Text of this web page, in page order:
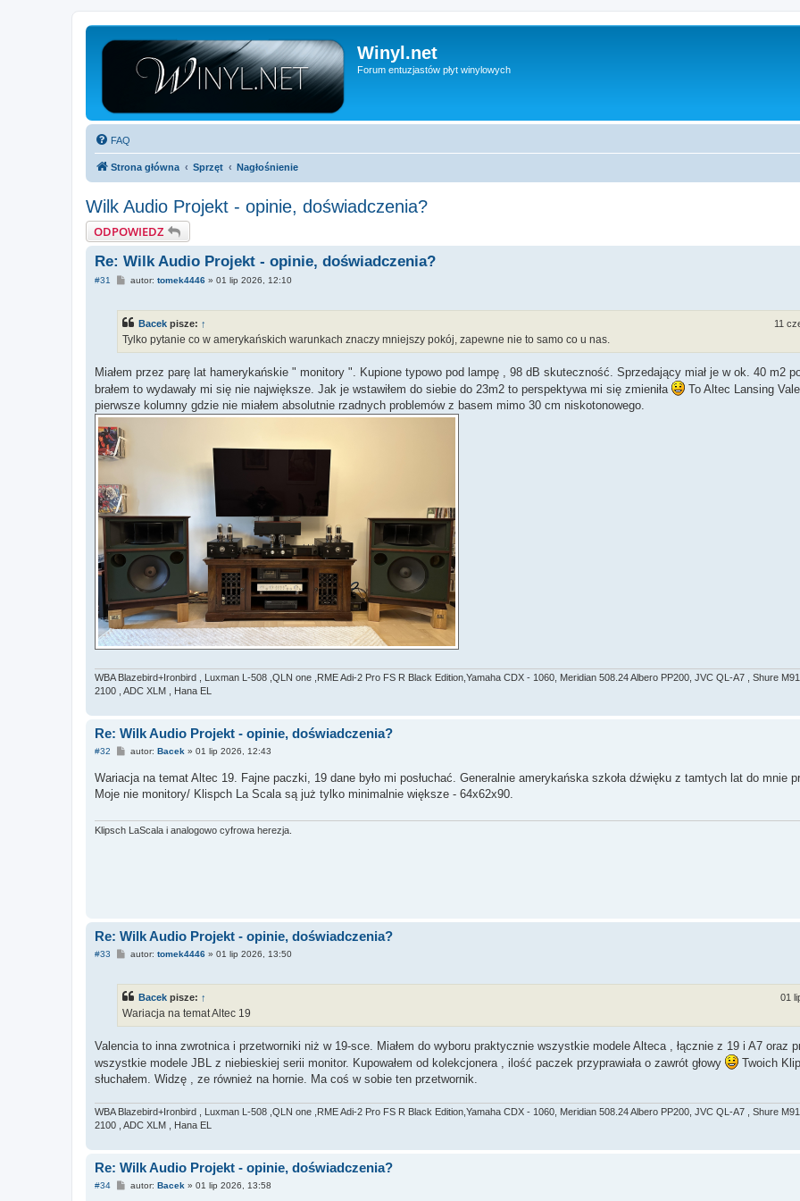
Winyl.net
Forum entuzjastów płyt winylowych
FAQ
Strona główna Sprzęt Nagłośnienie
Wilk Audio Projekt - opinie, doświadczenia?
ODPOWIEDZ
Re: Wilk Audio Projekt - opinie, doświadczenia?
#31
P
t
autor: tomek4446» 01 lip 2026, 12:10
Bacek pisze: ↑ 11
Tylko pytanie co w amerykańskich warunkach znaczy mniejszy pokój, zapewne nie to samo co u nas.
Miałem przez parę lat hamerykańskie " monitory ". Kupione typowo pod lampę , 98 dB skuteczność. Sprzedający miał je w ok. 40 m2
brałem to wydawały mi się nie największe. Jak je wstawiłem do siebie do 23m2 to perspektywa mi się zmieniła
To Altec Lansing
pierwsze kolumny gdzie nie miałem absolutnie rzadnych problemów z basem mimo 30 cm niskotonowego.
WBA Blazebird+Ironbird , Luxman L-508 ,QLN one ,RME Adi-2 Pro FS R Black Edition,Yamaha CDX - 1060, Meridian 508.24 Albero PP200, JVC QL-A7 , Shure
2100 , ADC XLM , Hana EL
Re: Wilk Audio Projekt - opinie, doświadczenia?
#32
P
s
t
autor: Bacek » 01 lip 2026, 12:43
Wariacja na temat Altec 19. Fajne paczki, 19 dane było mi posłuchać. Generalnie amerykańska szkoła dźwięku z tamtych lat do mnie
Moje nie monitory/ Klispch La Scala są już tylko minimalnie większe - 64x62x90.
Klipsch LaScala i analogowo cyfrowa herezja.
Re: Wilk Audio Projekt - opinie, doświadczenia?
#33
P
t
autor: tomek4446» 01 lip 2026, 13:50
Bacek pisze: ↑ 01
Wariacja na temat Altec 19
Valencia to inna zwrotnica i przetworniki niż w 19-sce. Miałem do wyboru praktycznie wszystkie modele Alteca , łącznie z 19 i A7 oraz
wszystkie modele JBL z niebieskiej serii monitor. Kupowałem od kolekcjonera , ilość paczek przyprawiała o zawrót głowy
Twoich
słuchałem. Widzę , ze również na hornie. Ma coś w sobie ten przetwornik.
WBA Blazebird+Ironbird , Luxman L-508 ,QLN one ,RME Adi-2 Pro FS R Black Edition,Yamaha CDX - 1060, Meridian 508.24 Albero PP200, JVC QL-A7 , Shure
2100 , ADC XLM , Hana EL
Re: Wilk Audio Projekt - opinie, doświadczenia?
#34
Pautor: Bacek » 01 lip 2026, 13:58